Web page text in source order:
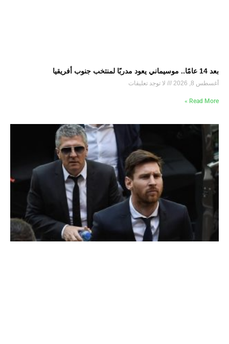
بعد 14 عامًا.. موسيماني يعود مدربًا لمنتخب جنوب أفريقيا
أغسطس 8, 2026 لا توجد تعليقات
Read More »